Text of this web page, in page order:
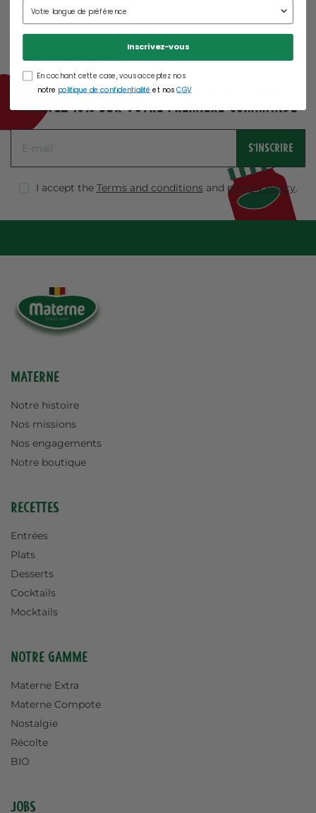
Profite de taréduction
Inscrivez-vous à notre Newsletter et
recevez 10% sur votre première commande
S'INSCRIRE
I accept the Terms and conditionsand privacy policy.
Materne
Notre histoire
Nos missions
Nos engagements
Notre boutique
Recettes
Entrées
Plats
Desserts
Cocktails
Mocktails
Notre gamme
Materne Extra
Materne Compote
Nostalgie
Récolte
BIO
Jobs
Inscrivez-vous
En cochant cette case, vous acceptez nos
notre politique de confidentialité et nos CGV